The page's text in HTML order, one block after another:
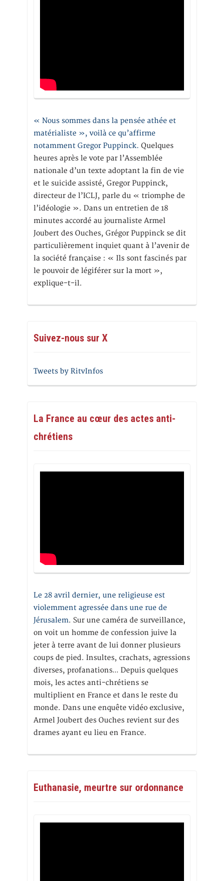
« Nous sommes dans la pensée athée et
matérialiste », voilà ce qu’affirme
notamment Gregor Puppinck. Quelques
heures après le vote par l’Assemblée
nationale d’un texte adoptant la fin de vie
et le suicide assisté, Gregor Puppinck,
directeur de l’ICLJ, parle du « triomphe de
l’idéologie ». Dans un entretien de 18
minutes accordé au journaliste Armel
Joubert des Ouches, Grégor Puppinck se dit
particulièrement inquiet quant à l’avenir de
la société française : « Ils sont fascinés par
le pouvoir de légiférer sur la mort »,
explique-t-il.
Suivez-nous sur X
Tweets by RitvInfos
La France au cœur des actes anti-
chrétiens
Le 28 avril dernier, une religieuse est
violemment agressée dans une rue de
Jérusalem. Sur une caméra de surveillance,
on voit un homme de confession juive la
jeter à terre avant de lui donner plusieurs
coups de pied. Insultes, crachats, agressions
diverses, profanations… Depuis quelques
mois, les actes anti-chrétiens se
multiplient en France et dans le reste du
monde. Dans une enquête vidéo exclusive,
Armel Joubert des Ouches revient sur des
drames ayant eu lieu en France.
Euthanasie, meurtre sur ordonnance